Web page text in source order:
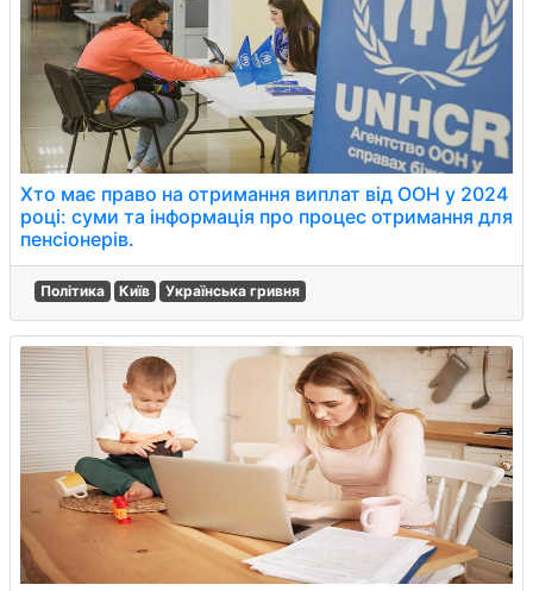
Хто має право на отримання виплат від ООН у 2024
році: суми та інформація про процес отримання для
пенсіонерів.
Політика Київ Українська гривня